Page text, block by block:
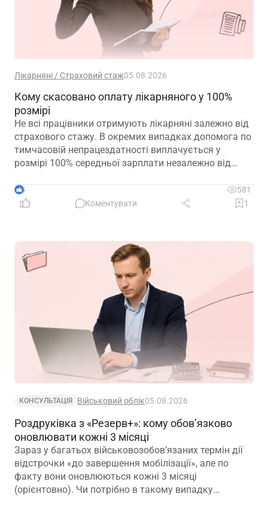
Лікарняні / Страховий стаж05.08.2026
Кому скасовано оплату лікарняного у 100%
розмірі
Не всі працівники отримують лікарняні залежно від
страхового стажу. В окремих випадках допомога по
тимчасовій непрацездатності виплачується у
розмірі 100% середньої зарплати незалежно від
працівники втратили право на 100% оплати
лікарняного у 2026 році. Деталі – у роз’ясненні ПФУ
5
581
Коментувати
1
КОНСУЛЬТАЦІЯ Військовий облік05.08.2026
Роздруківка з «Резерв+»: кому обов’язково
оновлювати кожні 3 місяці
Зараз у багатьох військовозобов’язаних термін дії
відстрочки «до завершення мобілізації», але по
факту вони оновлюються кожні 3 місяці
(орієнтовно). Чи потрібно в такому випадку